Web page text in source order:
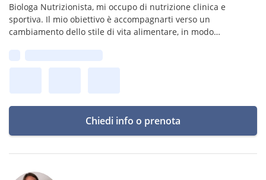
Biologa Nutrizionista, mi occupo di nutrizione clinica e
sportiva. Il mio obiettivo è accompagnarti verso un
cambiamento dello stile di vita alimentare, in modo
Chiedi info o prenota